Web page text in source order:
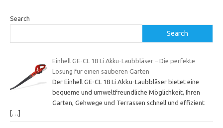
Search
Search
Einhell GE-CL 18 Li Akku-Laubbläser – Die perfekte
Lösung für einen sauberen Garten
Der Einhell GE-CL 18 Li Akku-Laubbläser bietet eine
bequeme und umweltfreundliche Möglichkeit, Ihren
Garten, Gehwege und Terrassen schnell und effizient
[…]